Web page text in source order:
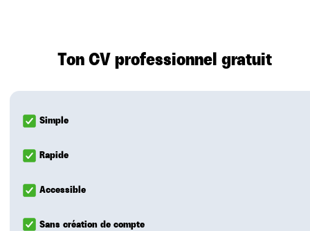
Ton CV professionnel gratuit
Simple
Rapide
Accessible
Sans création de compte